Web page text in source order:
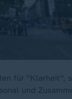
für "Klarheit",
und